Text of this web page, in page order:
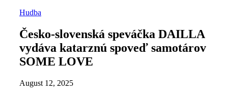
Hudba
Česko-slovenská speváčka DAILLA
vydáva katarznú spoveď samotárov
SOME LOVE
August 12, 2025